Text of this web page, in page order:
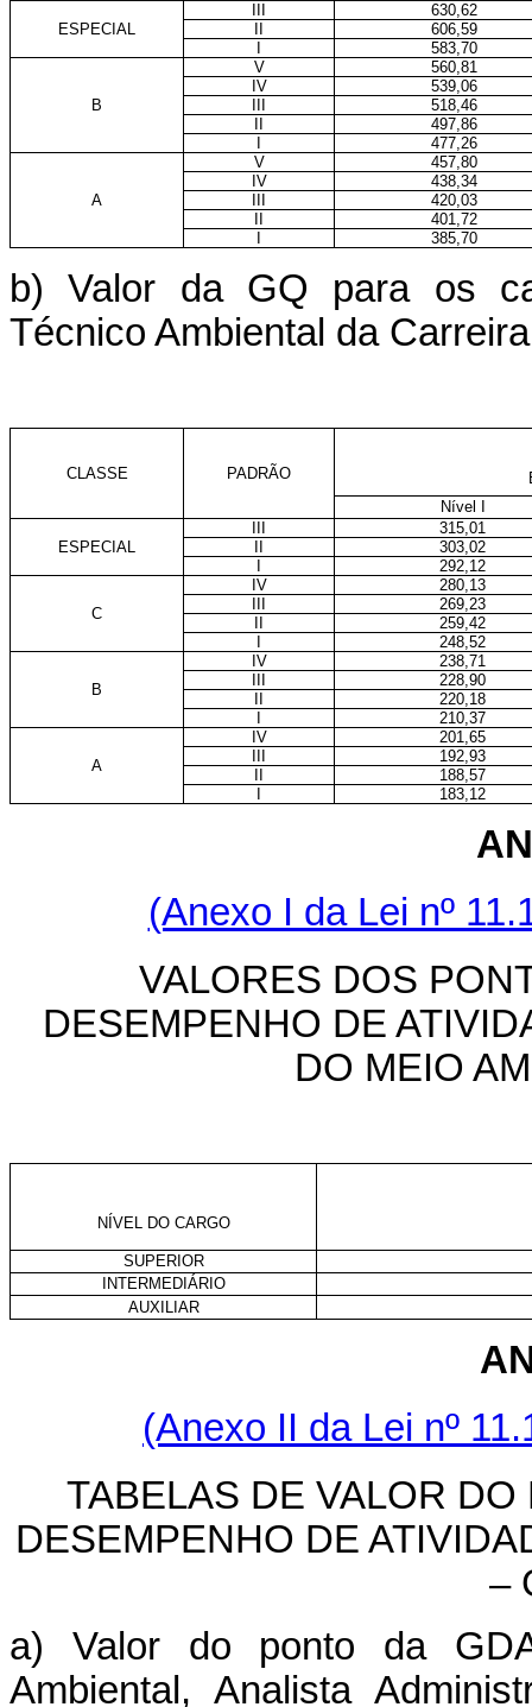
ESPECIAL
630,62
606,59
583,70
B
V
560,81
IV
539,06
518,46
497,86
477,26
A
V
457,80
IV
438,34
420,03
401,72
385,70
b) Valor da GQ para os
Técnico Ambiental da
CLASSE PADRÃO
Nível I
ESPECIAL
315,01
303,02
292,12
C
IV
280,13
269,23
259,42
248,52
B
IV
238,71
228,90
220,18
210,37
A
IV
201,65
192,93
188,57
183,12
(Anexo I da Lei nº
VALORES DOS
DESEMPENHO DE
DO MEIO
NÍVEL DO CARGO
SUPERIOR
INTERMEDIÁRIO
AUXILIAR
(Anexo II da Lei nº
TABELAS DE VALOR
DESEMPENHO DE
–
a) Valor do ponto da
Ambiental, Analista